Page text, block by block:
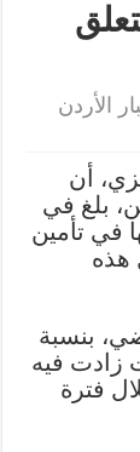
الأردن
أن
بلغ في
شكوى، 97.6% منها في تأمين
هذه
بنسبة
2023، في وقت زادت فيه
بنسبة 6.5%، خلال فترة